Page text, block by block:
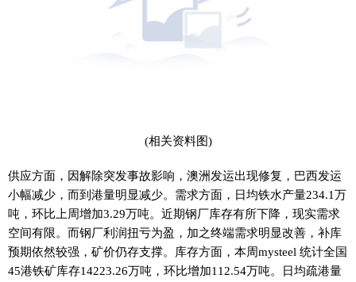
(相关资料图)
供应方面，因解除突发事故影响，澳洲发运出现修复，巴西发运
小幅减少，而到港量明显减少。需求方面，日均铁水产量234.1万
吨，环比上周增加3.29万吨。近期钢厂库存有所下降，现实需求
空间有限。而钢厂利润扭亏为盈，加之终端需求明显改善，补库
预期依然较强，矿价仍存支撑。库存方面，本周mysteel 统计全国
45港铁矿库存14223.26万吨，环比增加112.54万吨。日均疏港量